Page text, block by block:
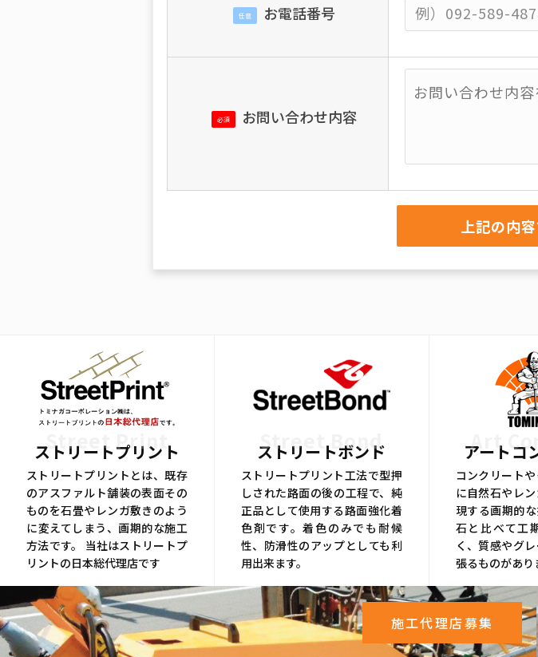
任意 お電話番号
必須 お問い合わせ内容
Street Print
ストリートプリント
ストリートプリントとは、既存
のアスファルト舗装の表面その
ものを石畳やレンガ敷きのよう
に変えてしまう、画期的な施工
方法です。 当社はストリートプ
リントの日本総代理店です
Street Bond
ストリートボンド
ストリートプリント工法で型押
しされた路面の後の工程で、純
正品として使用する路面強化着
色剤です。着色のみでも耐候
性、防滑性のアップとしても利
用出来ます。
Art
アートコ
コンクリート
に自然石やレ
現する画期的
石と比べて工
く、質感やグ
張るものがあり
施工代理店募集